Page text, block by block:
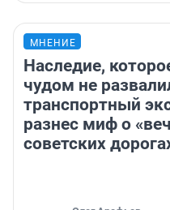
МНЕНИЕ
Наследие,
чудом не
транспортный
разнес миф о
советских